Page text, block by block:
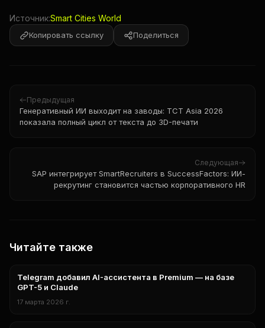
Источник:Smart Cities World
Копировать ссылку Поделиться
Предыдущая
Генеративный ИИ выходит на заводы: TCT Asia 2026
показала полный цикл от текста до 3D-печати
Следующая
SAP интегрирует SmartRecruiters в SuccessFactors: ИИ-
рекрутинг становится частью корпоративного HR
Читайте также
технологии
Telegram добавил AI-ассистента в Premium — на базе
GPT-5 и Claude
17 марта 2026 г.